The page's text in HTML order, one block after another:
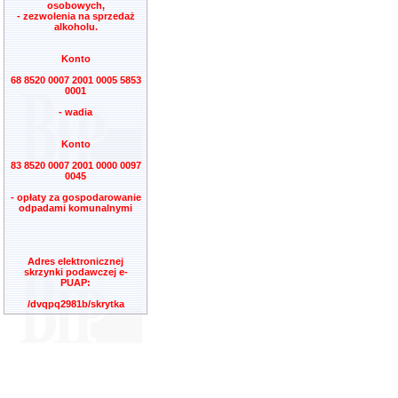
osobowych,
- zezwolenia na sprzedaż
alkoholu.
Konto
68 8520 0007 2001 0005 5853
0001
- wadia
Konto
83 8520 0007 2001 0000 0097
0045
- opłaty za gospodarowanie
odpadami komunalnymi
Adres elektronicznej
skrzynki podawczej e-
PUAP:
/dvqpq2981b/skrytka